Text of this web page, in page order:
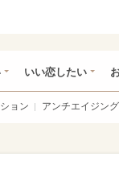
いい恋したい
ョン アンチエイジング